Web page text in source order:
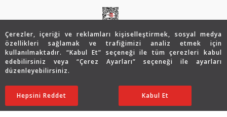
Çerezler, içeriği ve reklamları kişiselleştirmek, sosyal medya
özellikleri sağlamak ve trafiğimizi analiz etmek için
kullanılmaktadır. “Kabul Et” seçeneği ile tüm çerezleri kabul
edebilirsiniz veya “Çerez Ayarları” seçeneği ile ayarları
düzenleyebilirsiniz.
Ayarları Düzenle
Hepsini Reddet Kabul Et
22.292 TL
17.820TL SATIN ALIN
Copyright © 2026 Assos Pırlanta - Bu sitenin tüm hakları